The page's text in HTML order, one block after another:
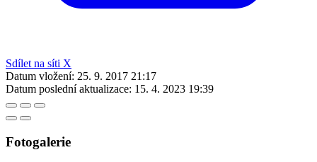
Sdílet na síti X
Datum vložení: 25. 9. 2017 21:17
Datum poslední aktualizace: 15. 4. 2023 19:39
Fotogalerie